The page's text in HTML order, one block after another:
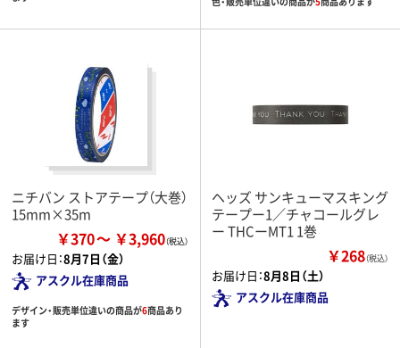
ニチバン ストアテープ（大巻）
15mm×35m
￥370 ￥3,960
お届け日：8月7日（金）
アスクル在庫商品
デザイン・販売単位違いの商品が6商品あり
ます
ヘッズ サンキューマスキング
テープー1／チャコールグレ
ー THCーMT1 1巻
￥268（税込）
お届け日：8月8日（土）
アスクル在庫商品